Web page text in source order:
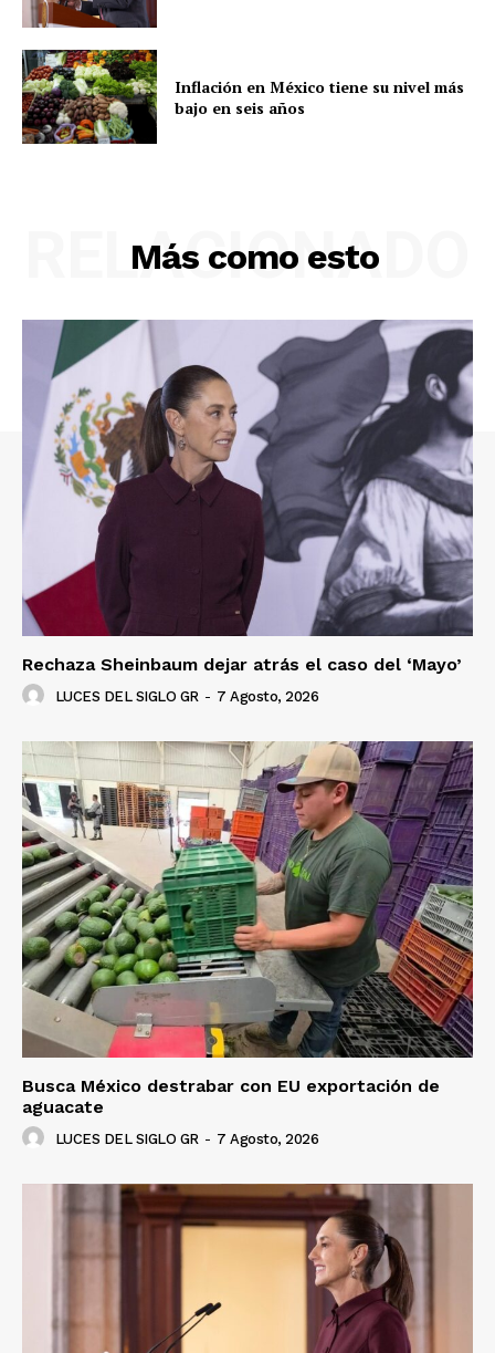
Inflación en México tiene su nivel más
bajo en seis años
Más como esto
RELACIONADO
Rechaza Sheinbaum dejar atrás el caso del ‘Mayo’
LUCES DEL SIGLO GR - 7 Agosto, 2026
Busca México destrabar con EU exportación de
aguacate
LUCES DEL SIGLO GR - 7 Agosto, 2026